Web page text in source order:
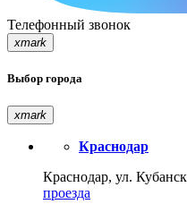
Телефонный звонок
xmark
Выбор города
xmark
Краснодар
Краснодар, ул.
проезда